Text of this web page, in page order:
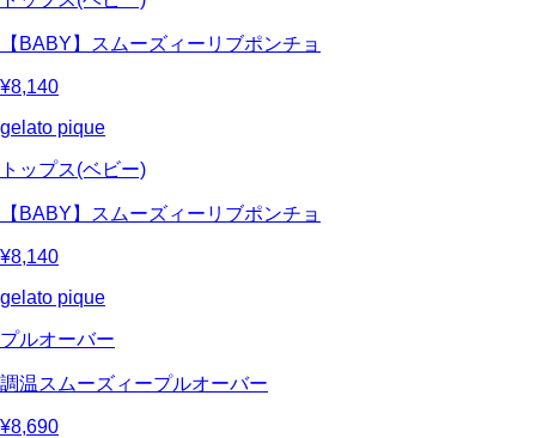
【BABY】スムーズィーリブポンチョ
¥8,140
gelato pique
トップス(ベビー)
【BABY】スムーズィーリブポンチョ
¥8,140
gelato pique
プルオーバー
調温スムーズィープルオーバー
¥8,690